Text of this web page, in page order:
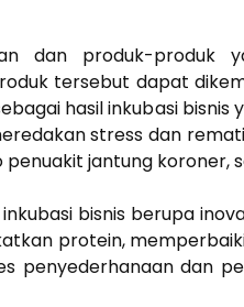
dan produk-produk
tersebut dapat
hasil inkubasi
stress dan
jantung
bisnis berupa
protein,
penyederhanaan dan